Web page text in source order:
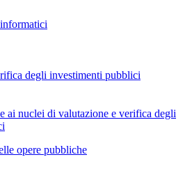
degli investimenti pubblici
ai nuclei di valutazione e verifica degli
opere pubbliche